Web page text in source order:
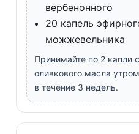
вербенонного
20 капель
можжевельника
Принимайте по 2 капли
оливкового масла
в течение 3 недель.